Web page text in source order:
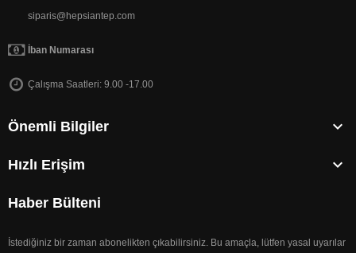
siparis@hepsiantep.com
İban Numarası
Çalışma Saatleri: 9.00 -17.00
Önemli Bilgiler 
Hızlı Erişim 
Haber Bülteni
İstediğiniz bir zaman abonelikten çıkabilirsiniz. Bu amaçla, lütfen yasal uyarılar